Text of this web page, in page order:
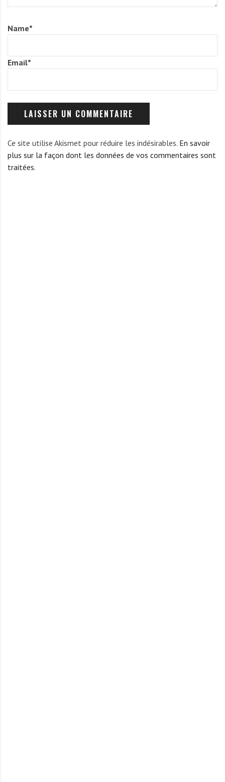
Name*
Email*
Ce site utilise Akismet pour réduire les indésirables. En savoir
plus sur la façon dont les données de vos commentaires sont
traitées.